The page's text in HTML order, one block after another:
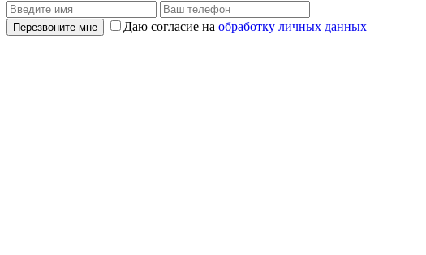
Перезвоните мне Даю согласие на обработку личных данных